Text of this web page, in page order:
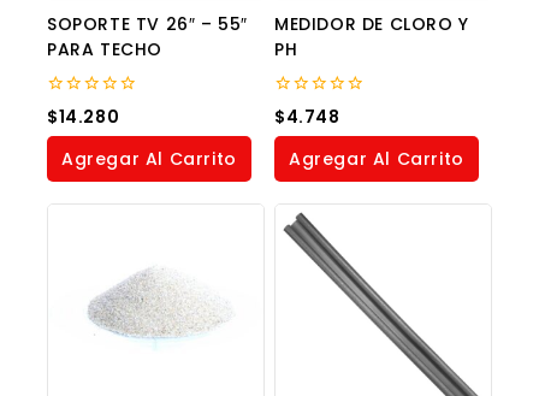
SOPORTE TV 26″ – 55″
PARA TECHO
0
out
of
$14.280
Agregar Al Carrito
MEDIDOR DE CLORO Y
PH
0
out
of
$4.748
Agregar Al Carrito